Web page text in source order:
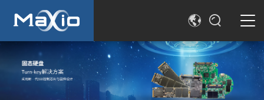
English
SEARCH